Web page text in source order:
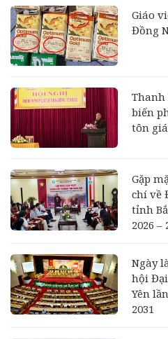
Giáo
Đồng
Thanh
biến
tôn
Gặp
chí về
tỉnh
2026 –
Ngày
hội
Yên
2031